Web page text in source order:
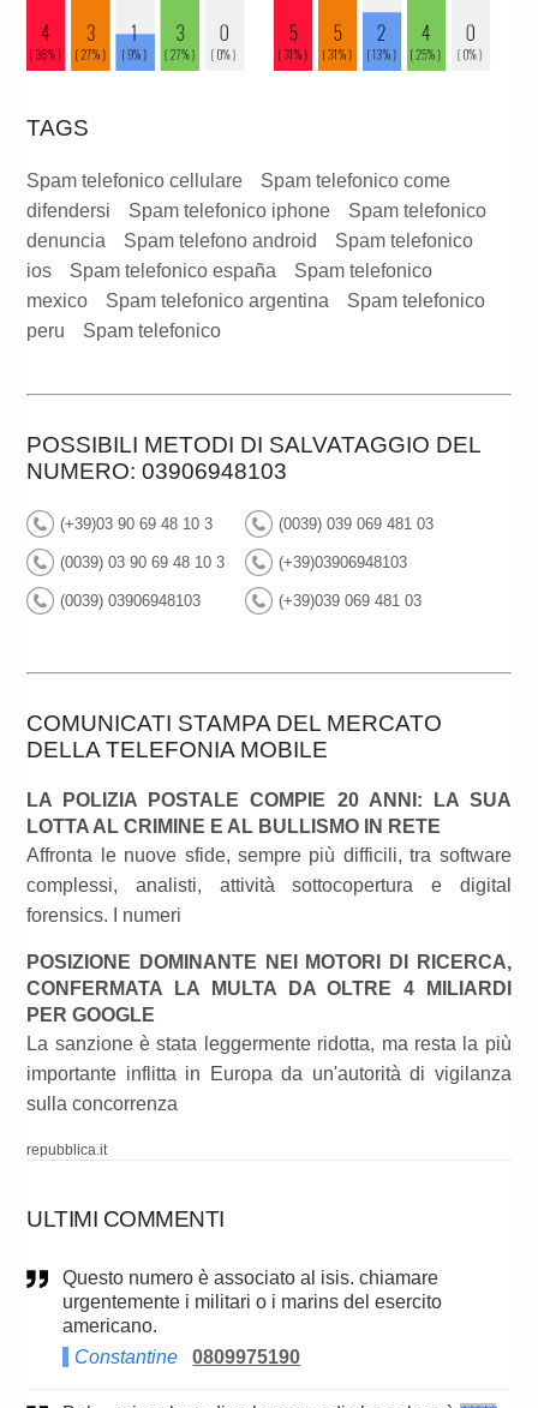
TAGS
Spam telefonico cellulare
Spam telefonico come
difendersi
Spam telefonico iphone
Spam telefonico
denuncia
Spam telefono android
Spam telefonico
ios
Spam telefonico españa
Spam telefonico
mexico
Spam telefonico argentina
Spam telefonico
peru
Spam telefonico
POSSIBILI METODI DI SALVATAGGIO DEL
NUMERO: 03906948103
(+39)03 90 69 48 10 3 (0039) 039 069 481 03
(0039) 03 90 69 48 10 3 (+39)03906948103
(0039) 03906948103 (+39)039 069 481 03
COMUNICATI STAMPA DEL MERCATO
DELLA TELEFONIA MOBILE
LA POLIZIA POSTALE COMPIE 20 ANNI: LA SUA
LOTTA AL CRIMINE E AL BULLISMO IN RETE
Affronta le nuove sfide, sempre più difficili, tra software
complessi, analisti, attività sottocopertura e digital
forensics. I numeri
POSIZIONE DOMINANTE NEI MOTORI DI RICERCA,
CONFERMATA LA MULTA DA OLTRE 4 MILIARDI
PER GOOGLE
La sanzione è stata leggermente ridotta, ma resta la più
importante inflitta in Europa da un'autorità di vigilanza
sulla concorrenza
repubblica.it
ULTIMI COMMENTI
Questo numero è associato al isis. chiamare
urgentemente i militari o i marins del esercito
americano.
Constantine
0809975190